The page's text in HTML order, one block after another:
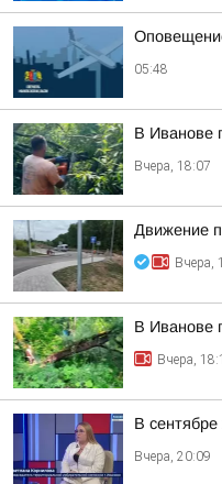
05:48
В Иванове
Вчера, 18:07
Движение
Вчера,
В Иванове
Вчера,
В
Вчера, 20:09